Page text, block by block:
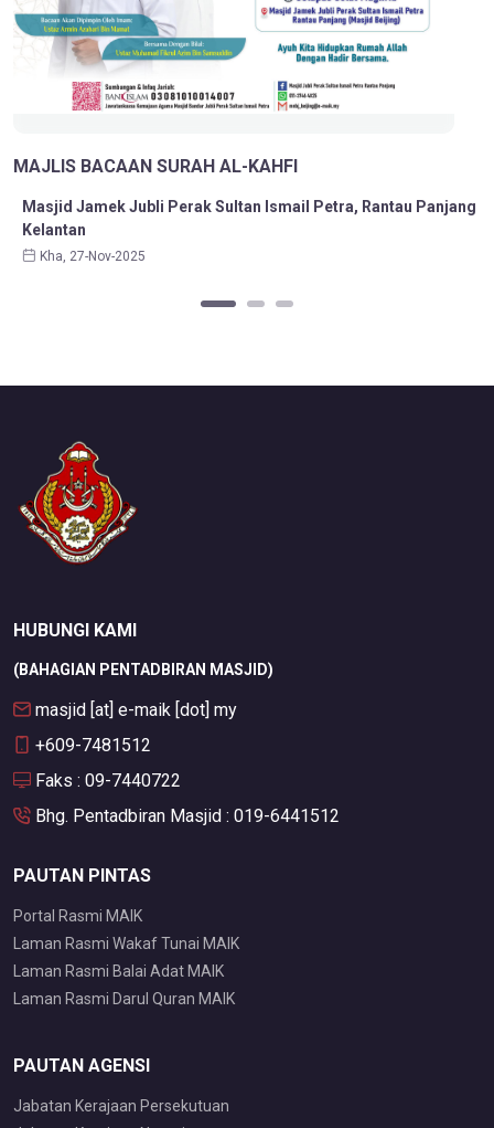
MAJLIS BACAAN SURAH AL-KAHFI
Masjid Jamek Jubli Perak Sultan Ismail Petra, Rantau Panjang
Kelantan
Kha, 27-Nov-2025
HUBUNGI KAMI
(BAHAGIAN PENTADBIRAN MASJID)
masjid [at] e-maik [dot] my
+609-7481512
Faks : 09-7440722
Bhg. Pentadbiran Masjid : 019-6441512
PAUTAN PINTAS
Portal Rasmi MAIK
Laman Rasmi Wakaf Tunai MAIK
Laman Rasmi Balai Adat MAIK
Laman Rasmi Darul Quran MAIK
PAUTAN AGENSI
Jabatan Kerajaan Persekutuan